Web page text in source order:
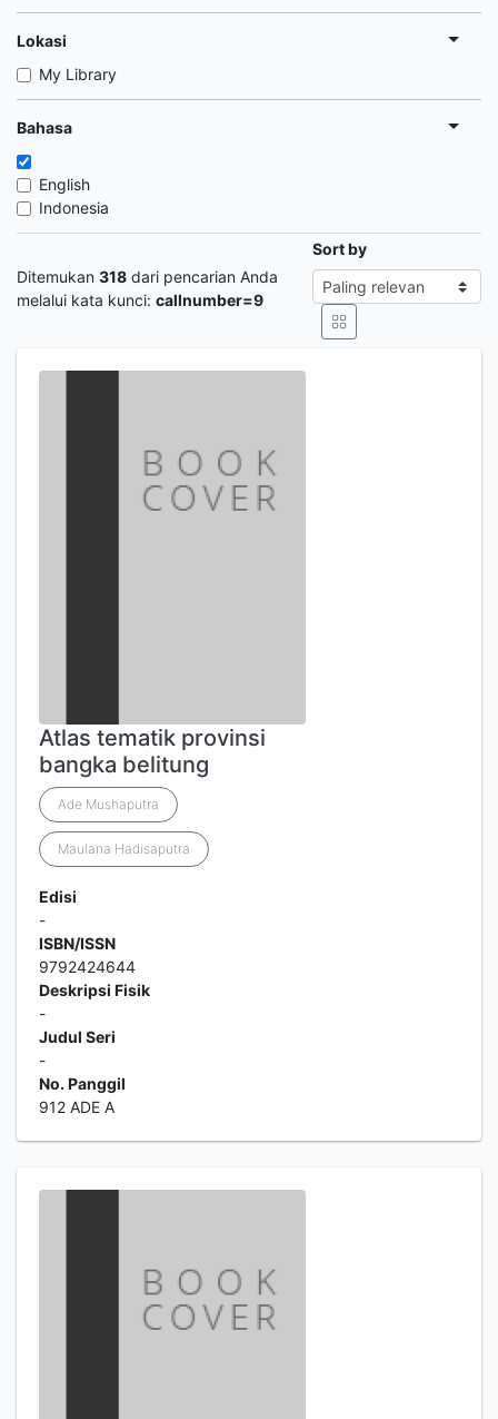
Lokasi
My Library
Bahasa
English
Indonesia
Ditemukan 318 dari pencarian Anda
melalui kata kunci: callnumber=9
Sort by
Atlas tematik provinsi
bangka belitung
Ade Mushaputra
Maulana Hadisaputra
Edisi
-
ISBN/ISSN
9792424644
Deskripsi Fisik
-
Judul Seri
-
No. Panggil
912 ADE A